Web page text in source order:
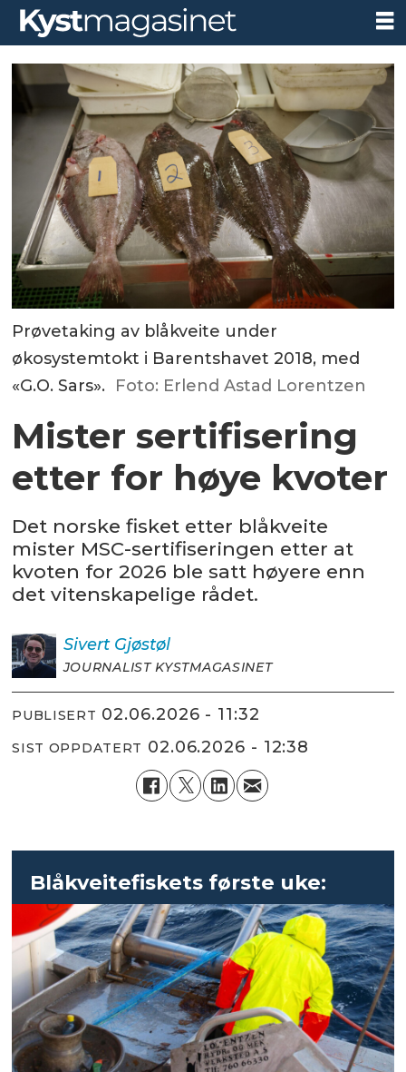
Prøvetaking av blåkveite under
økosystemtokt i Barentshavet 2018, med
«G.O. Sars». Foto: Erlend Astad Lorentzen
Mister sertifisering
etter for høye kvoter
Det norske fisket etter blåkveite
mister MSC-sertifiseringen etter at
kvoten for 2026 ble satt høyere enn
det vitenskapelige rådet.
Sivert Gjøstøl
JOURNALIST KYSTMAGASINET
PUBLISERT 02.06.2026 - 11:32
SIST OPPDATERT 02.06.2026 - 12:38
Blåkveitefiskets første uke: